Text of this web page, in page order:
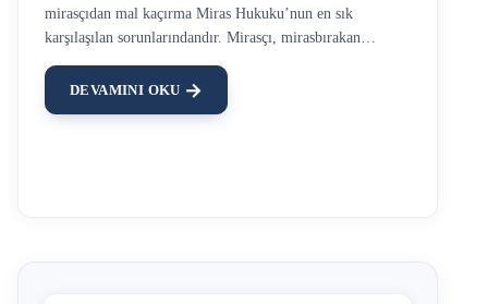
mirasçıdan mal kaçırma Miras Hukuku’nun en sık
karşılaşılan sorunlarındandır. Mirasçı, mirasbırakan
tapu iptal tescil davası açmalıdır. Uygulamada bu davaya
Muris Muvazaası Davası da denir. Muris Muvazaası Nasıl
DEVAMINI OKU